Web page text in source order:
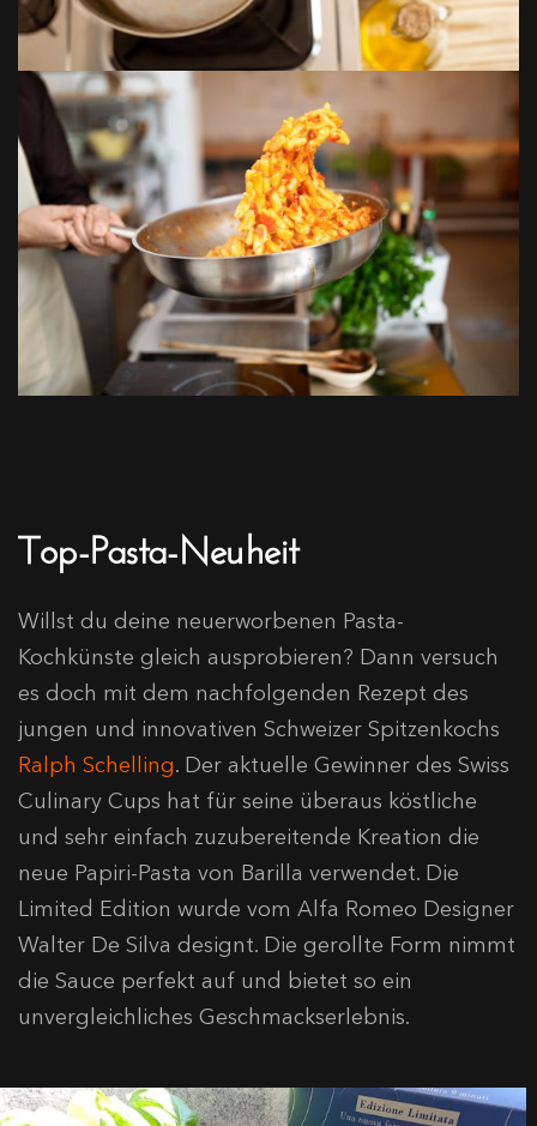
Bilder: Getty Images
Top-Pasta-Neuheit
Willst du deine neuerworbenen Pasta-
Kochkünste gleich ausprobieren? Dann versuch
es doch mit dem nachfolgenden Rezept des
jungen und innovativen Schweizer Spitzenkochs
Ralph Schelling. Der aktuelle Gewinner des Swiss
Culinary Cups hat für seine überaus köstliche
und sehr einfach zuzubereitende Kreation die
neue Papiri-Pasta von Barilla verwendet. Die
Limited Edition wurde vom Alfa Romeo Designer
Walter De Silva designt. Die gerollte Form nimmt
die Sauce perfekt auf und bietet so ein
unvergleichliches Geschmackserlebnis.